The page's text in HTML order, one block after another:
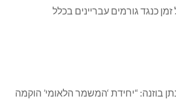
כנגד גורמים עבריינים בכלל
בוזנה: “יחידת ‘המשמר הלאומי’ הוקמה